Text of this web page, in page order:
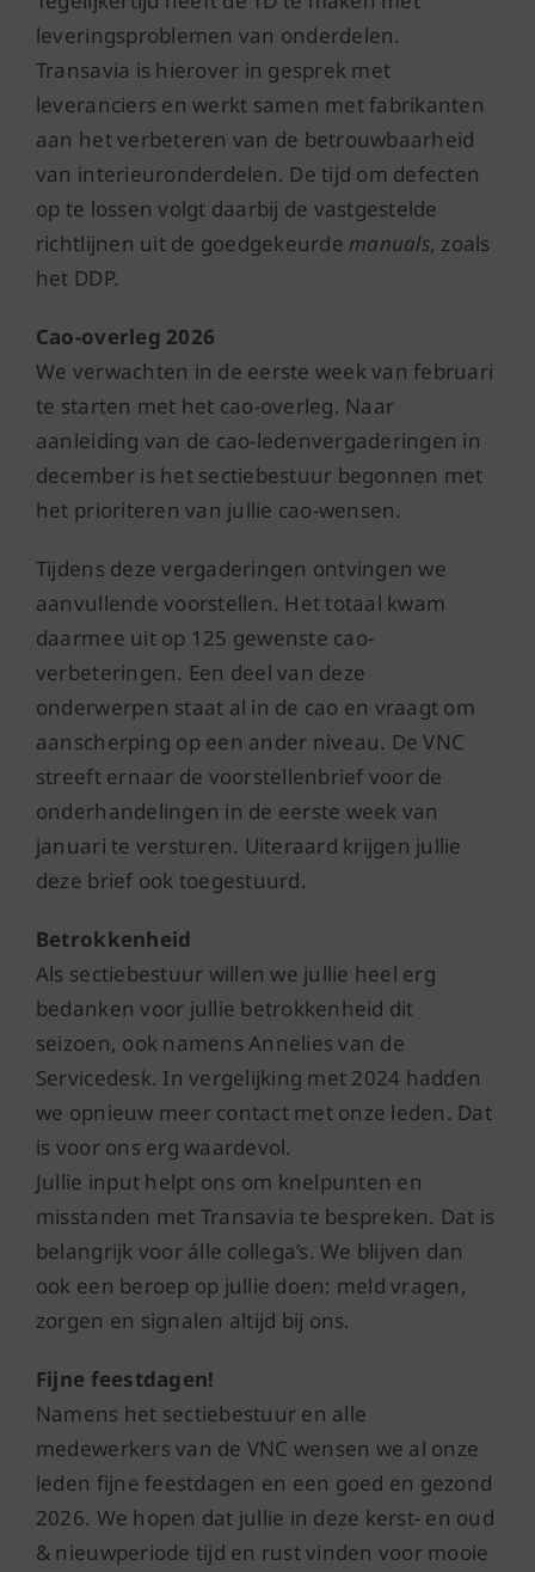
leveringsproblemen van onderdelen.
Transavia is hierover in gesprek met
leveranciers en werkt samen met fabrikanten
aan het verbeteren van de betrouwbaarheid
van interieuronderdelen. De tijd om defecten
op te lossen volgt daarbij de vastgestelde
richtlijnen uit de goedgekeurde manuals, zoals
het DDP.
Cao-overleg 2026
We verwachten in de eerste week van februari
te starten met het cao-overleg. Naar
aanleiding van de cao-ledenvergaderingen in
december is het sectiebestuur begonnen met
het prioriteren van jullie cao-wensen.
Tijdens deze vergaderingen ontvingen we
aanvullende voorstellen. Het totaal kwam
daarmee uit op 125 gewenste cao-
verbeteringen. Een deel van deze
onderwerpen staat al in de cao en vraagt om
aanscherping op een ander niveau. De VNC
streeft ernaar de voorstellenbrief voor de
onderhandelingen in de eerste week van
januari te versturen. Uiteraard krijgen jullie
deze brief ook toegestuurd.
Betrokkenheid
Als sectiebestuur willen we jullie heel erg
bedanken voor jullie betrokkenheid dit
seizoen, ook namens Annelies van de
Servicedesk. In vergelijking met 2024 hadden
we opnieuw meer contact met onze leden. Dat
is voor ons erg waardevol.
Jullie input helpt ons om knelpunten en
misstanden met Transavia te bespreken. Dat is
belangrijk voor álle collega’s. We blijven dan
ook een beroep op jullie doen: meld vragen,
zorgen en signalen altijd bij ons.
Fijne feestdagen!
Namens het sectiebestuur en alle
medewerkers van de VNC wensen we al onze
leden fijne feestdagen en een goed en gezond
2026. We hopen dat jullie in deze kerst- en oud
& nieuwperiode tijd en rust vinden voor mooie